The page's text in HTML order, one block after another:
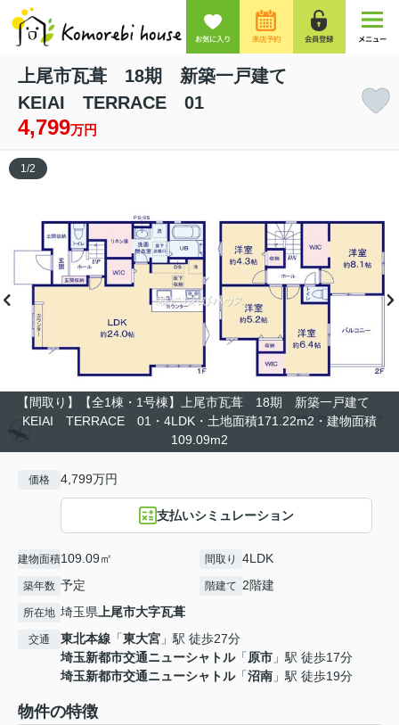
お気に入り 来店予約 会員登録 メニュー
上尾市瓦葺 18期 新築一戸建て
KEIAI TERRACE 01
4,799万円
【間取り】【全1棟・1号棟】上尾市瓦葺 18期 新築一戸建て
KEIAI TERRACE 01・4LDK・土地面積171.22m2・建物面積
109.09m2
1 /2
価格 4,799万円
支払いシミュレーション
建物面積109.09㎡ 間取り 4LDK
築年数 予定 階建て 2階建
所在地 埼玉県 上尾市大字瓦葺
交通 東北本線 「東大宮 」駅 徒歩27分
埼玉新都市交通ニューシャトル「原市 」駅 徒歩17分
埼玉新都市交通ニューシャトル「沼南 」駅 徒歩19分
物件の特徴